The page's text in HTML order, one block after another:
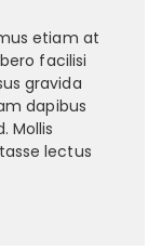
etiam at
facilisi
gravida
dapibus
Mollis
lectus